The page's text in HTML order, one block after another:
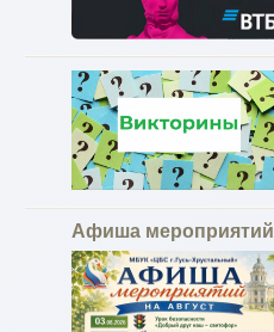
Афиша мероприятий